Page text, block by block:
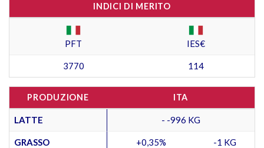
INDICI DI MERITO
PFT IES€
3770 114
PRODUZIONE ITA
LATTE - -996 KG
GRASSO +0,35% -1 KG